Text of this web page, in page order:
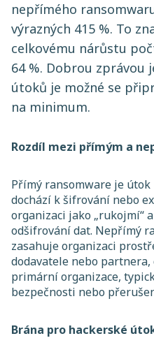
nepřímého
výrazných 415 %. To
celkovému nárůstu
64 %. Dobrou zprávou
útoků je možné se
na minimum.
Rozdíl mezi přímým a
Přímý ransomware je
dochází k šifrování nebo
organizaci jako „rukojmí“
odšifrování dat. Nepřímý
zasahuje organizaci
dodavatele nebo partnera,
primární organizace,
bezpečnosti nebo
Brána pro hackerské